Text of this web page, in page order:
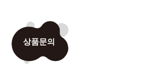
상품문의